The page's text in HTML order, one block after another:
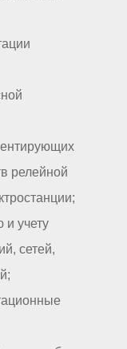
релейной
учету
сетей,